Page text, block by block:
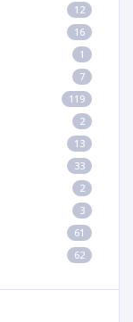
12
16
1
7
119
2
13
33
2
3
61
62